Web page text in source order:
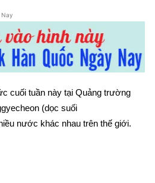
cuối tuần này tại Quảng trường
(dọc suối
nước khác nhau trên thế giới.